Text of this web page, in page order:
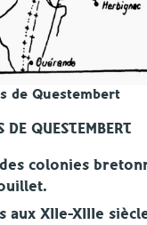
de Questembert
QUESTEMBERT
colonies
aux XIIe-XIIIe